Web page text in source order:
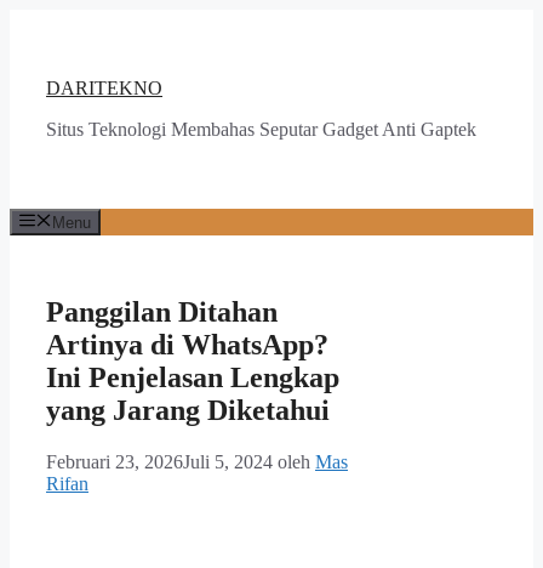
DARITEKNO
Situs Teknologi Membahas Seputar Gadget Anti Gaptek
Menu
Panggilan Ditahan
Artinya di WhatsApp?
Ini Penjelasan Lengkap
yang Jarang Diketahui
Februari 23, 2026Juli 5, 2024 oleh Mas
Rifan